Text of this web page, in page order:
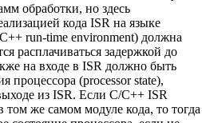
обработки, но здесь
кода ISR на языке
run-time environment) должна
расплачиваться задержкой до
на входе в ISR должно быть
процессора (processor state),
из ISR. Если C/C++ ISR
же самом модуле кода, то тогда